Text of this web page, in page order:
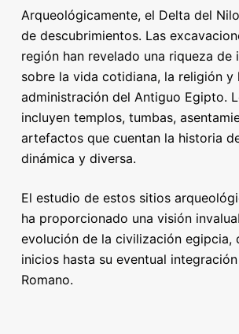
Arqueológicamente, el Delta del
de descubrimientos. Las
región han revelado una riqueza de
sobre la vida cotidiana, la religión y
administración del Antiguo Egipto.
incluyen templos, tumbas,
artefactos que cuentan la historia
dinámica y diversa.
El estudio de estos sitios
ha proporcionado una visión
evolución de la civilización egipcia,
inicios hasta su eventual
Romano.